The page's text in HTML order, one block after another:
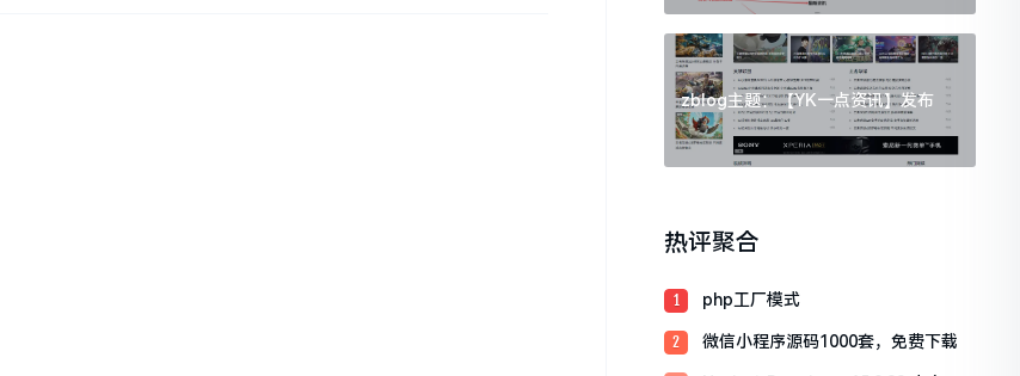
zblog主题：【YK一点资讯】发布
热评聚合
1 php工厂模式
2 微信小程序源码1000套，免费下载